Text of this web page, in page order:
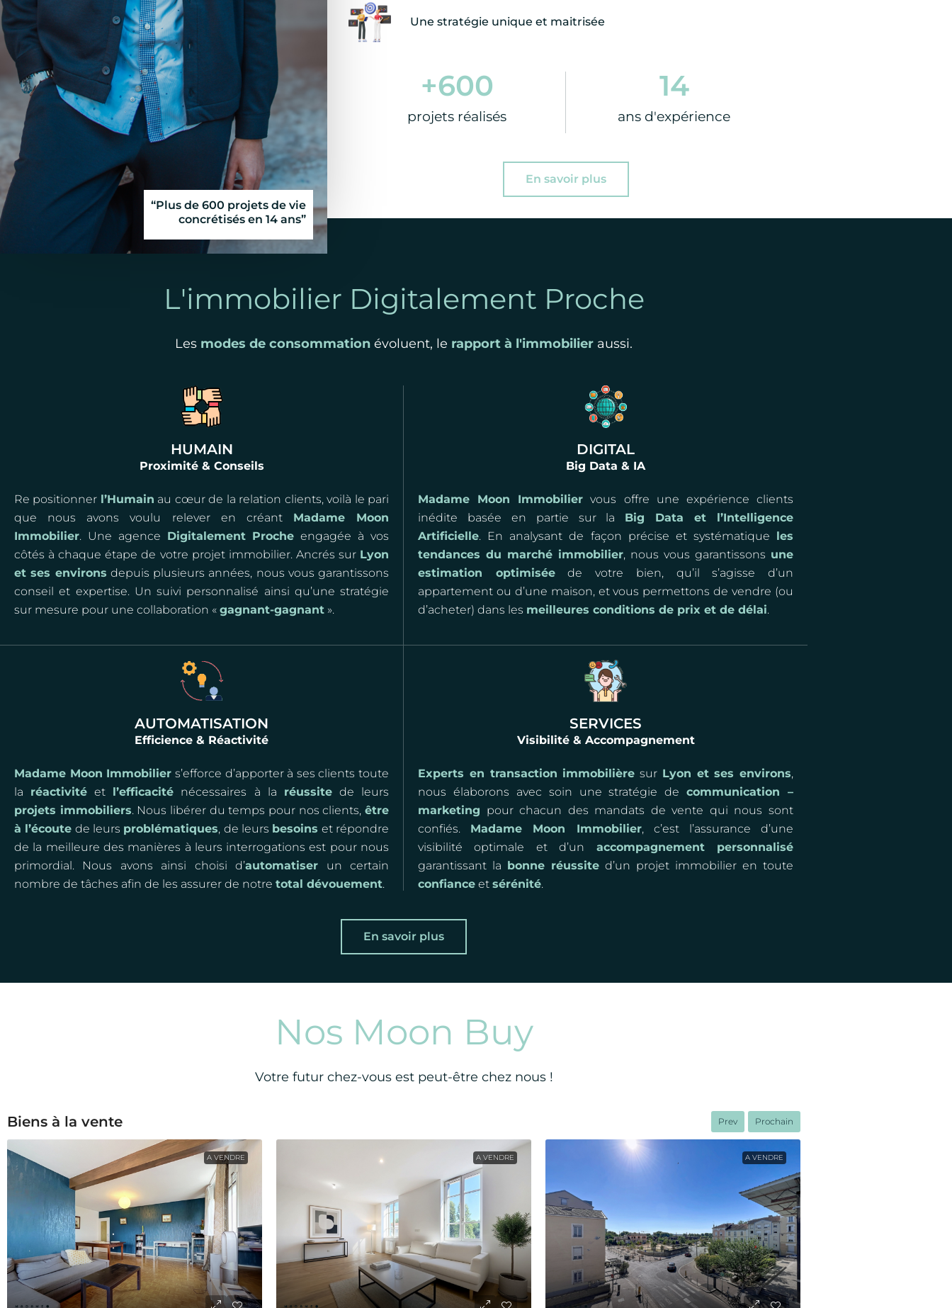
“Plus de 600 projets de vie
concrétisés en 14 ans”
Une stratégie unique et maitrisée
projets réalisés
+600
ans d'expérience
14
En savoir plus
L'immobilier Digitalement Proche
Les modes de consommation évoluent, le rapport à l'immobilier aussi.
HUMAIN
Proximité & Conseils
Re positionner l’Humain au cœur de la relation clients, voilà le pari
que nous avons voulu relever en créant Madame Moon
Immobilier. Une agence Digitalement Proche engagée à vos
côtés à chaque étape de votre projet immobilier. Ancrés sur Lyon
et ses environs depuis plusieurs années, nous vous garantissons
conseil et expertise. Un suivi personnalisé ainsi qu’une stratégie
sur mesure pour une collaboration « gagnant-gagnant ».
DIGITAL
Big Data & IA
Madame Moon Immobilier vous offre une expérience clients
inédite basée en partie sur la Big Data et l’Intelligence
Artificielle. En analysant de façon précise et systématique les
tendances du marché immobilier, nous vous garantissons une
estimation optimiséede votre bien, qu’il s’agisse d’un
appartement ou d’une maison, et vous permettons de vendre (ou
d’acheter) dans les meilleures conditions de prix et de délai.
AUTOMATISATION
Efficience & Réactivité
Madame Moon Immobilier s’efforce d’apporter à ses clients toute
la réactivité et l’efficacité nécessaires à la réussitede leurs
projets immobiliers. Nous libérer du temps pour nos clients,être
à l’écoute de leurs problématiques, de leurs besoins et répondre
de la meilleure des manières à leurs interrogations est pour nous
primordial. Nous avons ainsi choisi d’automatiser un certain
nombre de tâches afin de les assurer de notre total dévouement.
SERVICES
Visibilité & Accompagnement
Experts en transaction immobilière sur Lyon et ses environs,
nous élaborons avec soin une stratégie decommunication –
marketing pour chacun des mandats de vente qui nous sont
confiés. Madame Moon Immobilier, c’est l’assurance d’une
visibilité optimale et d’un accompagnement personnalisé
garantissant la bonne réussite d’un projet immobilier en toute
confiance et sérénité.
En savoir plus
Nos Moon Buy
Votre futur chez-vous est peut-être chez nous !
Biens à la vente Prev Prochain
A VENDRE A VENDRE A VENDRE